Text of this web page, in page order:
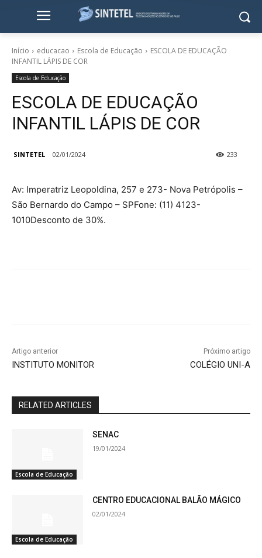
Início educacao Escola de Educação
ESCOLA DE EDUCAÇÃO
INFANTIL LÁPIS DE COR
Escola de Educação
ESCOLA DE EDUCAÇÃO
INFANTIL LÁPIS DE COR
SINTETEL 02/01/2024 233
Av: Imperatriz Leopoldina, 257 e 273- Nova Petrópolis –
São Bernardo do Campo – SPFone: (11) 4123-
1010Desconto de 30%.
Artigo anterior
INSTITUTO MONITOR
Próximo artigo
COLÉGIO UNI-A
RELATED ARTICLES
Escola de Educação
SENAC
19/01/2024
Escola de Educação
CENTRO EDUCACIONAL BALÃO MÁGICO
02/01/2024